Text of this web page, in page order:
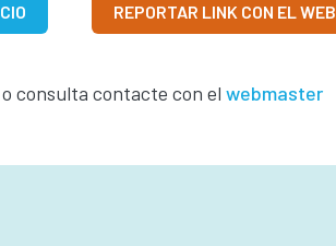
REPORTAR LINK CON EL
consulta contacte con el webmaster